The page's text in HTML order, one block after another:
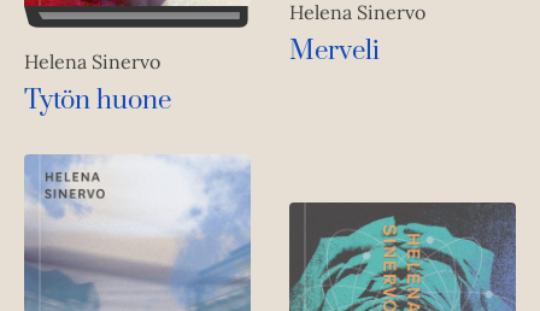
Helena Sinervo
Tytön huone
Helena Sinervo
Merveli